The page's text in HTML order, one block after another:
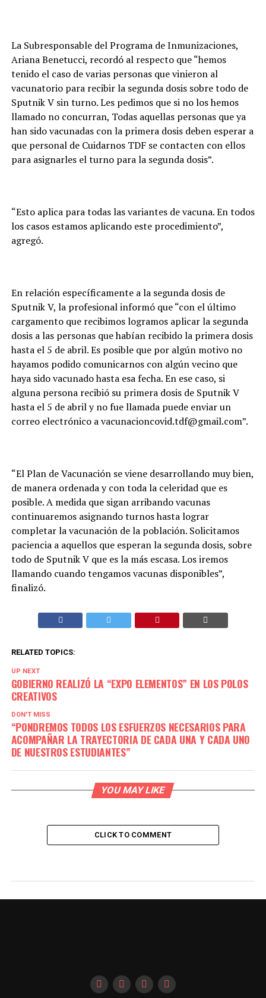
La Subresponsable del Programa de Inmunizaciones,
Ariana Benetucci, recordó al respecto que “hemos
tenido el caso de varias personas que vinieron al
vacunatorio para recibir la segunda dosis sobre todo de
Sputnik V sin turno. Les pedimos que si no los hemos
llamado no concurran, Todas aquellas personas que ya
han sido vacunadas con la primera dosis deben esperar a
que personal de Cuidarnos TDF se contacten con ellos
para asignarles el turno para la segunda dosis”.
“Esto aplica para todas las variantes de vacuna. En todos
los casos estamos aplicando este procedimiento”,
agregó.
En relación específicamente a la segunda dosis de
Sputnik V, la profesional informó que “con el último
cargamento que recibimos logramos aplicar la segunda
dosis a las personas que habían recibido la primera dosis
hasta el 5 de abril. Es posible que por algún motivo no
hayamos podido comunicarnos con algún vecino que
haya sido vacunado hasta esa fecha. En ese caso, si
alguna persona recibió su primera dosis de Sputnik V
hasta el 5 de abril y no fue llamada puede enviar un
correo electrónico a vacunacioncovid.tdf@gmail.com”.
“El Plan de Vacunación se viene desarrollando muy bien,
de manera ordenada y con toda la celeridad que es
posible. A medida que sigan arribando vacunas
continuaremos asignando turnos hasta lograr
completar la vacunación de la población. Solicitamos
paciencia a aquellos que esperan la segunda dosis, sobre
todo de Sputnik V que es la más escasa. Los iremos
llamando cuando tengamos vacunas disponibles”,
finalizó.
RELATED TOPICS:
UP NEXT
GOBIERNO REALIZÓ LA “EXPO ELEMENTOS” EN LOS POLOS
CREATIVOS
DON'T MISS
“PONDREMOS TODOS LOS ESFUERZOS NECESARIOS PARA
ACOMPAÑAR LA TRAYECTORIA DE CADA UNA Y CADA UNO
DE NUESTROS ESTUDIANTES”
YOU MAY LIKE
CLICK TO COMMENT